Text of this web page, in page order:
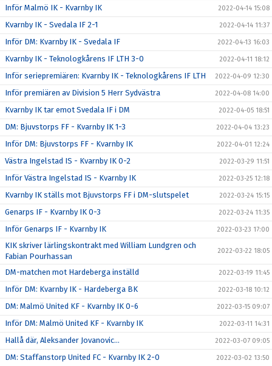
Inför Malmö IK - Kvarnby IK 2022-04-14 15:08
Kvarnby IK - Svedala IF 2-1 2022-04-14 11:37
Inför DM: Kvarnby IK - Svedala IF 2022-04-13 16:03
Kvarnby IK - Teknologkårens IF LTH 3-0 2022-04-11 18:12
Inför seriepremiären: Kvarnby IK - Teknologkårens IF LTH 2022-04-09 12:30
Inför premiären av Division 5 Herr Sydvästra 2022-04-08 14:00
Kvarnby IK tar emot Svedala IF i DM 2022-04-05 18:51
DM: Bjuvstorps FF - Kvarnby IK 1-3 2022-04-04 13:23
Inför DM: Bjuvstorps FF - Kvarnby IK 2022-04-01 12:24
Västra Ingelstad IS - Kvarnby IK 0-2 2022-03-29 11:51
Inför Västra Ingelstad IS - Kvarnby IK 2022-03-25 12:18
Kvarnby IK ställs mot Bjuvstorps FF i DM-slutspelet 2022-03-24 15:15
Genarps IF - Kvarnby IK 0-3 2022-03-24 11:35
Inför Genarps IF - Kvarnby IK 2022-03-23 17:00
KIK skriver lärlingskontrakt med William Lundgren och
Fabian Pourhassan
2022-03-22 18:05
DM-matchen mot Hardeberga inställd 2022-03-19 11:45
Inför DM: Kvarnby IK - Hardeberga BK 2022-03-18 10:12
DM: Malmö United KF - Kvarnby IK 0-6 2022-03-15 09:07
Inför DM: Malmö United KF - Kvarnby IK 2022-03-11 14:31
Hallå där, Aleksander Jovanovic... 2022-03-07 09:05
DM: Staffanstorp United FC - Kvarnby IK 2-0 2022-03-02 13:50